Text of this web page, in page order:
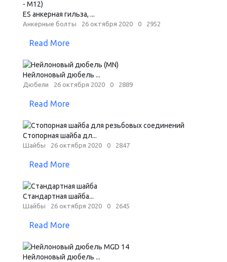
ES анкерная гильза, ...
Анкерные болты 26 октября 2020 0 2952
Read More
Нейлоновый дюбель ...
Дюбели 26 октября 2020 0 2889
Read More
Стопорная шайба дл...
Шайбы 26 октября 2020 0 2847
Read More
Стандартная шайба...
Шайбы 26 октября 2020 0 2645
Read More
Нейлоновый дюбель ...